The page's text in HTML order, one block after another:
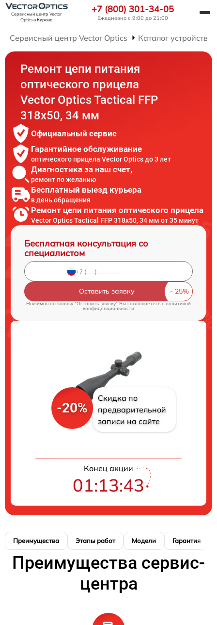
Сервисный центр Vector
Opticsв Кирове
+7 (800) 301-34-05
Ежедневно с 9:00 до 21:00
Сервисный центр Vector Optics Каталог устройств
Ремонт цепи питания
оптического прицела
Vector Optics Tactical FFP
318x50, 34 мм
Официальный сервис
Гарантийное обслуживание
оптического прицела Vector Optics до 3 лет
Диагностика за наш счет,
ремонт по желанию
Бесплатный выезд курьера
в день обращения
Ремонт цепи питания оптического прицела
Vector Optics Tactical FFP 318x50, 34 мм от 35 минут
Бесплатная консультация со
специалистом
Оставить заявку
Нажимая на кнопку "Оставить заявку" Вы соглашаетесь c политикой
конфиденциальности
-20%
Скидка по
предварительной
записи на сайте
Конец акции
01:13:42
Преимущества Этапы работ Модели Гарантия
Преимущества сервис-
центра